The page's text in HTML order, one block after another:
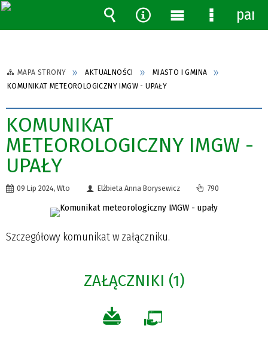
MAPA STRONY AKTUALNOŚCI
MIASTO I GMINA
KOMUNIKAT METEOROLOGICZNY IMGW - UPAŁY
KOMUNIKAT
METEOROLOGICZNY IMGW -
UPAŁY
09 Lip 2024, Wto Elżbieta Anna Borysewicz 790
Szczegółowy komunikat w załączniku.
ZAŁĄCZNIKI (1)
Wyszukiwarka
Narzędzia
MenuMenu